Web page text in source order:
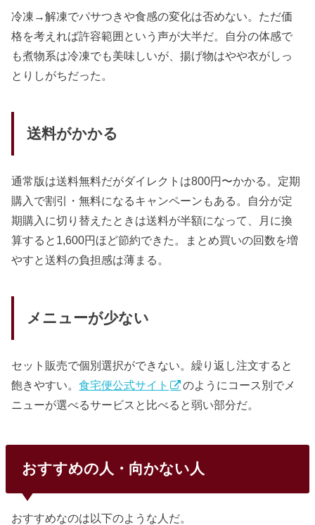
冷凍→解凍でパサつきや食感の変化は否めない。ただ価
格を考えれば許容範囲という声が大半だ。自分の体感で
も煮物系は冷凍でも美味しいが、揚げ物はやや衣がしっ
とりしがちだった。
送料がかかる
通常版は送料無料だがダイレクトは800円〜かかる。定期
購入で割引・無料になるキャンペーンもある。自分が定
期購入に切り替えたときは送料が半額になって、月に換
算すると1,600円ほど節約できた。まとめ買いの回数を増
やすと送料の負担感は薄まる。
メニューが少ない
セット販売で個別選択ができない。繰り返し注文すると
飽きやすい。食宅便公式サイト
のようにコース別でメ
ニューが選べるサービスと比べると弱い部分だ。
おすすめの人・向かない人
おすすめなのは以下のような人だ。